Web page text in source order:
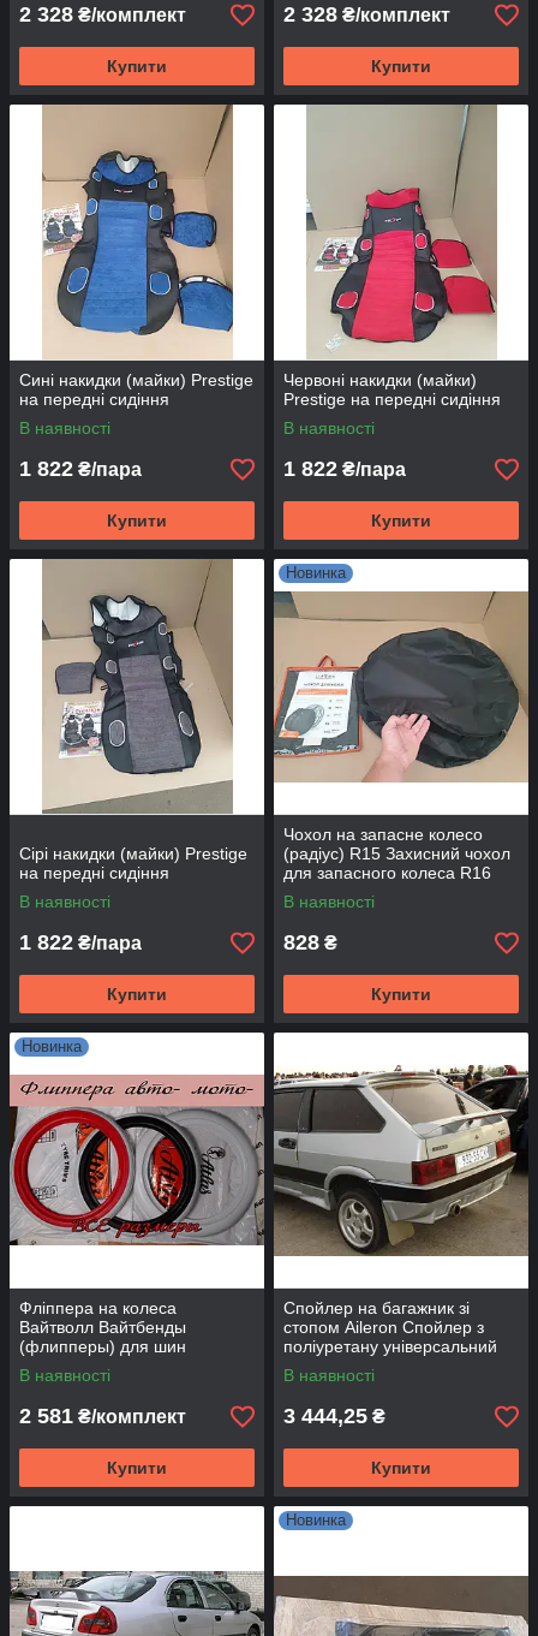
2 328 ₴/комплект
Купити
2 328 ₴/комплект
Купити
Сині накидки (майки) Prestige
на передні сидіння
В наявності
1 822 ₴/пара
Купити
Червоні накидки (майки)
Prestige на передні сидіння
В наявності
1 822 ₴/пара
Купити
Сірі накидки (майки) Prestige
на передні сидіння
В наявності
1 822 ₴/пара
Купити
Новинка
Чохол на запасне колесо
(радіус) R15 Захисний чохол
для запасного колеса R16
Чохол на запаску
В наявності
828 ₴
Купити
Новинка
Фліппера на колеса
Вайтволл Вайтбенды
(флипперы) для шин
автомобіля Колорбенды на
авто
В наявності
2 581 ₴/комплект
Купити
Спойлер на багажник зі
стопом Aileron Спойлер з
поліуретану універсальний
Спойлер Пілот для хетчбеків
В наявності
3 444,25 ₴
Купити
Новинка